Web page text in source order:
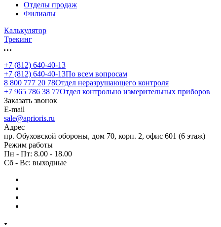
Отделы продаж
Филиалы
Калькулятор
Трекинг
+7 (812) 640-40-13
+7 (812) 640-40-13По всем вопросам
8 800 777 20 78Отдел неразрушающего контроля
+7 965 786 38 77Отдел контрольно измерительных приборов
Заказать звонок
E-mail
sale@aprioris.ru
Адрес
пр. Обуховской обороны, дом 70, корп. 2, офис 601 (6 этаж)
Режим работы
Пн - Пт: 8.00 - 18.00
Сб - Вс: выходные